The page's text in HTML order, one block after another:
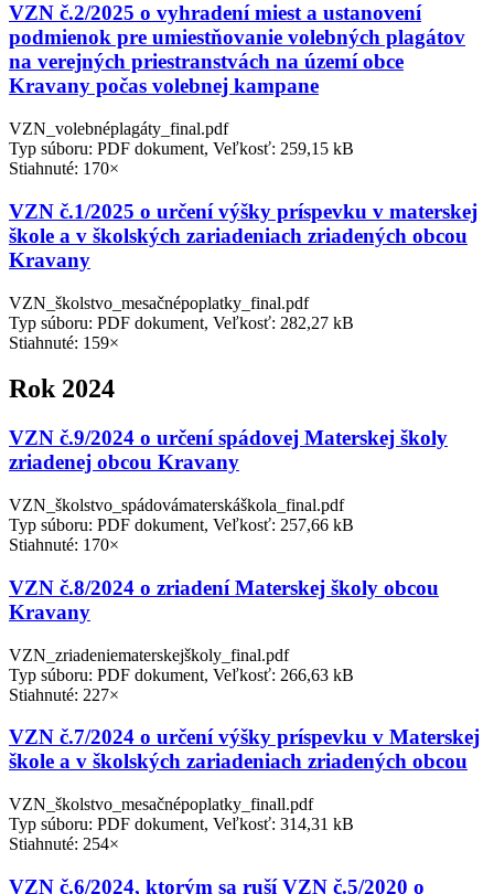
VZN č.2/2025 o vyhradení miest a ustanovení
podmienok pre umiestňovanie volebných plagátov
na verejných priestranstvách na území obce
Kravany počas volebnej kampane
VZN_volebnéplagáty_final.pdf
Typ súboru: PDF dokument, Veľkosť: 259,15 kB
Stiahnuté: 170×
VZN č.1/2025 o určení výšky príspevku v materskej
škole a v školských zariadeniach zriadených obcou
Kravany
VZN_školstvo_mesačnépoplatky_final.pdf
Typ súboru: PDF dokument, Veľkosť: 282,27 kB
Stiahnuté: 159×
Rok 2024
VZN č.9/2024 o určení spádovej Materskej školy
zriadenej obcou Kravany
VZN_školstvo_spádovámaterskáškola_final.pdf
Typ súboru: PDF dokument, Veľkosť: 257,66 kB
Stiahnuté: 170×
VZN č.8/2024 o zriadení Materskej školy obcou
Kravany
VZN_zriadeniematerskejškoly_final.pdf
Typ súboru: PDF dokument, Veľkosť: 266,63 kB
Stiahnuté: 227×
VZN č.7/2024 o určení výšky príspevku v Materskej
škole a v školských zariadeniach zriadených obcou
VZN_školstvo_mesačnépoplatky_finall.pdf
Typ súboru: PDF dokument, Veľkosť: 314,31 kB
Stiahnuté: 254×
VZN č.6/2024, ktorým sa ruší VZN č.5/2020 o